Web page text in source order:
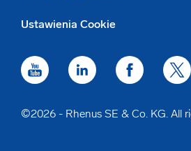
Ustawienia Cookie
©2026 - Rhenus SE & Co. KG. All